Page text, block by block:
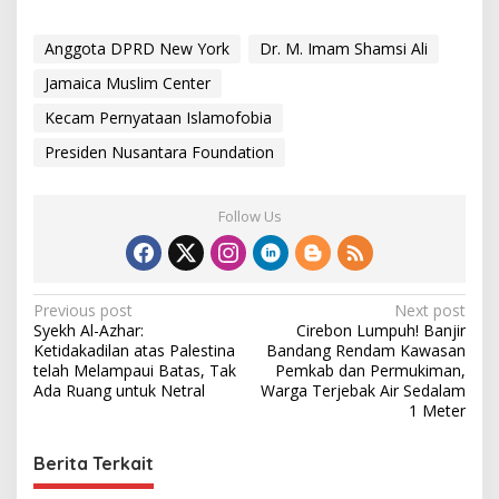
Anggota DPRD New York
Dr. M. Imam Shamsi Ali
Jamaica Muslim Center
Kecam Pernyataan Islamofobia
Presiden Nusantara Foundation
Follow Us
P
o
s
a
Previous post
Syekh Al-Azhar:
Ketidakadilan atas Palestina
telah Melampaui Batas, Tak
Ada Ruang untuk Netral
Next post
Cirebon Lumpuh! Banjir
Bandang Rendam Kawasan
Pemkab dan Permukiman,
Warga Terjebak Air Sedalam
1 Meter
Berita Terkait